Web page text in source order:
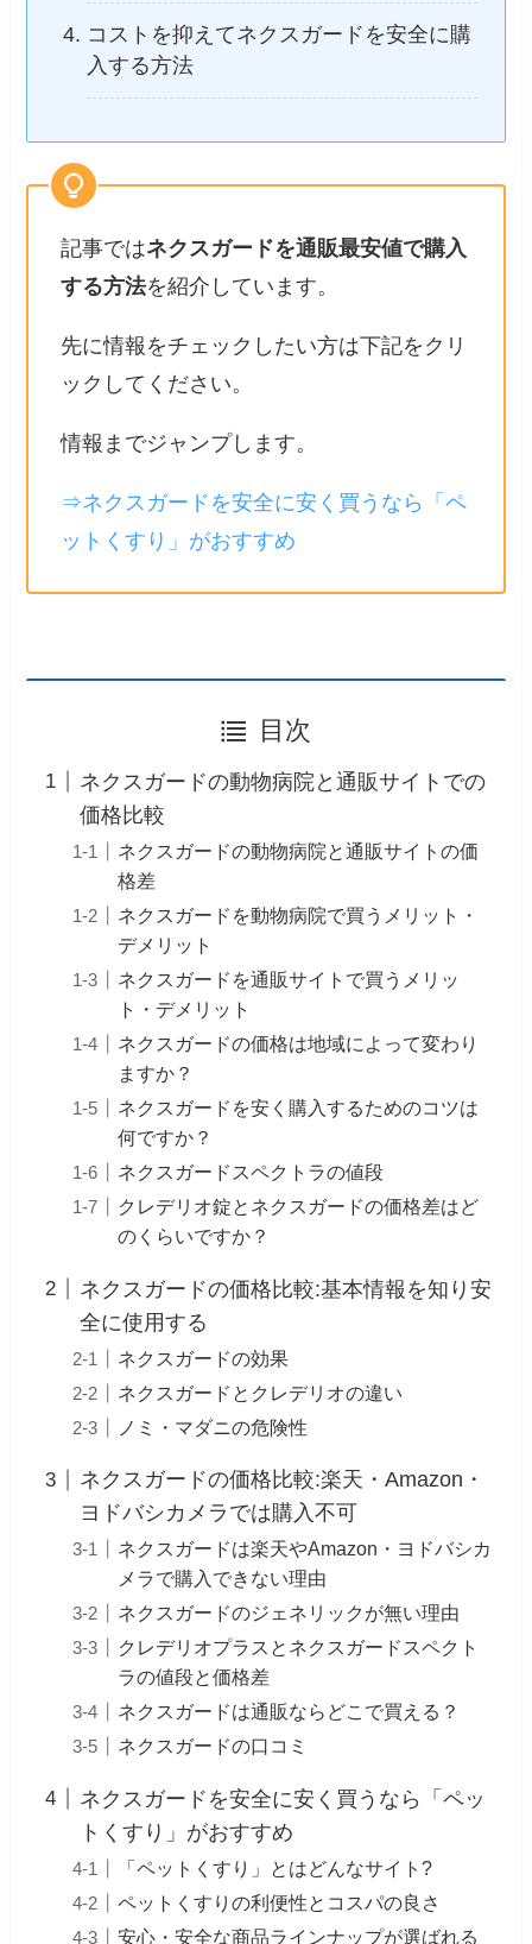
コストを抑えてネクスガードを安全に購
入する方法
記事ではネクスガードを通販最安値で購入
する方法を紹介しています。
先に情報をチェックしたい方は下記をクリ
ックしてください。
情報までジャンプします。
⇒ネクスガードを安全に安く買うなら「ペ
ットくすり」がおすすめ
目次
ネクスガードの動物病院と通販サイトでの
価格比較
ネクスガードの動物病院と通販サイトの価
格差
ネクスガードを動物病院で買うメリット・
デメリット
ネクスガードを通販サイトで買うメリッ
ト・デメリット
ネクスガードの価格は地域によって変わり
ますか？
ネクスガードを安く購入するためのコツは
何ですか？
ネクスガードスペクトラの値段
クレデリオ錠とネクスガードの価格差はど
のくらいですか？
ネクスガードの価格比較:基本情報を知り安
全に使用する
ネクスガードの効果
ネクスガードとクレデリオの違い
ノミ・マダニの危険性
ネクスガードの価格比較:楽天・Amazon・
ヨドバシカメラでは購入不可
ネクスガードは楽天やAmazon・ヨドバシカ
メラで購入できない理由
ネクスガードのジェネリックが無い理由
クレデリオプラスとネクスガードスペクト
ラの値段と価格差
ネクスガードは通販ならどこで買える？
ネクスガードの口コミ
ネクスガードを安全に安く買うなら「ペッ
トくすり」がおすすめ
「ペットくすり」とはどんなサイト?
ペットくすりの利便性とコスパの良さ
安心・安全な商品ラインナップが選ばれる